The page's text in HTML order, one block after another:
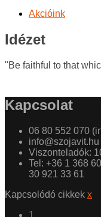
Akcióink
Idézet
"Be faithful to that
Kapcsolat
06 80 552 070
info@szojavit.hu
Viszonteladók:
Tel: +36 1 368
30 921 33 61
Kapcsolódó cikkek x
1